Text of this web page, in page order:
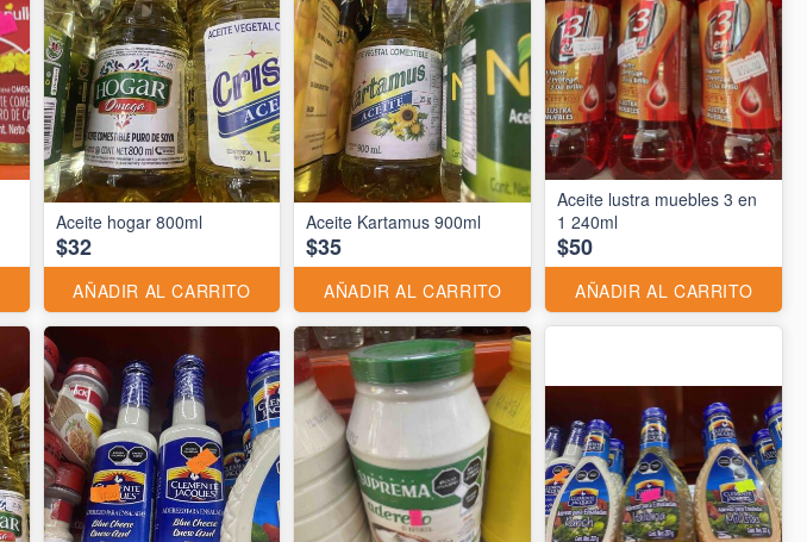
Aceite hogar 800ml
$32
AÑADIR AL CARRITO
Aceite Kartamus 900ml
$35
AÑADIR AL CARRITO
Aceite lustra muebles 3 en
1 240ml
$50
AÑADIR AL CARRITO